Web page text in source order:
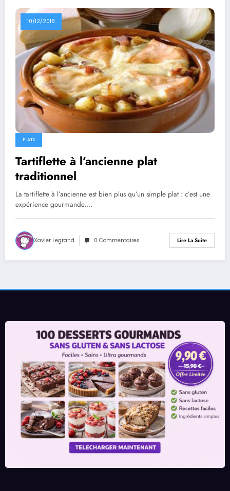
10/12/2018
PLATS
Tartiflette à l’ancienne plat
traditionnel
La tartiflette à l’ancienne est bien plus qu’un simple plat : c’est une
expérience gourmande,…
Xavier Legrand 0 Commentaires Lire La Suite